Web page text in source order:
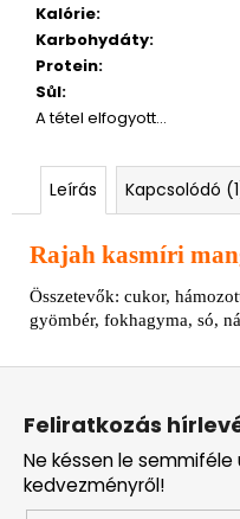
Kalórie:
Karbohydáty:
Protein:
Sůl:
A tétel elfogyott…
Leírás Kapcsolódó
Rajah kasmíri
Összetevők: cukor,
gyömbér, fokhagyma, só,
L
Feliratkozás
Ne késsen le
kedvezményről!